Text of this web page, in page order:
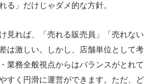
る」だけじゃダメ的な方針。
見れば、「売れる販売員」「売れない
は激しい。しかし、店舗単位として考
業務全般視点からはバランスがとれて
すく円滑に運営ができます。ただ、ど